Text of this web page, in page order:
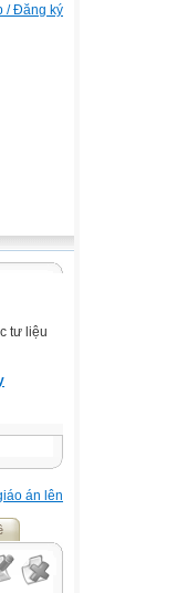
/ Đăng ký
tư liệu
án lên